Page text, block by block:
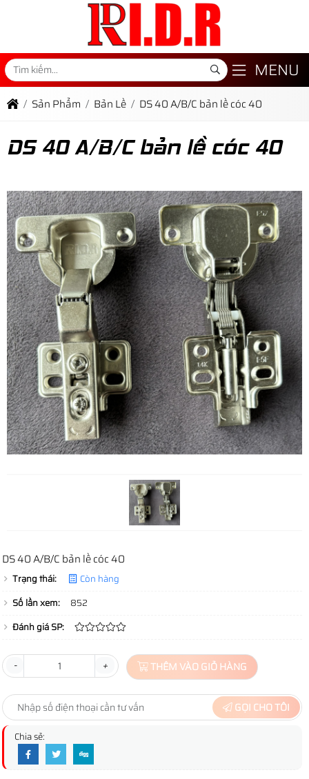
MENU
Sản Phẩm Bản Lề DS 40 A/B/C bản lề cóc 40
DS 40 A/B/C bản lề cóc 40
DS 40 A/B/C bản lề cóc 40
Trạng thái:
Còn hàng
Số lần xem:
852
Đánh giá SP:
- + THÊM VÀO GIỎ HÀNG
GỌI CHO TÔI
Chia sẻ: